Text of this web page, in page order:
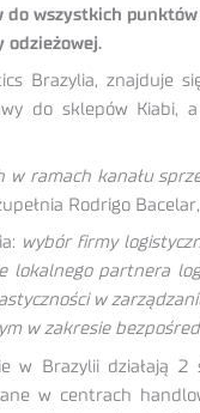
wszystkich
odzieżowej.
Brazylia,
do sklepów Kiabi,
ramach kanału
Rodrigo
wybór firmy
lokalnego partnera
w
w zakresie
w Brazylii działają 2
w centrach